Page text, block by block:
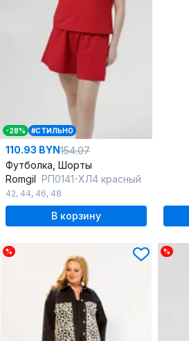
-28% #СТИЛЬНО
110.93 BYN154.07
Футболка, Шорты
Romgil РП0141-ХЛ4 красный
42, 44, 46, 48
В корзину
% %